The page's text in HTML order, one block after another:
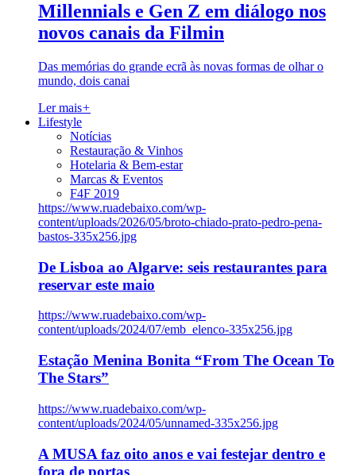
Millennials e Gen Z em diálogo nos
novos canais da Filmin
Das memórias do grande ecrã às novas formas de olhar o
mundo, dois canai
Ler mais+
Lifestyle
Notícias
Restauração & Vinhos
Hotelaria & Bem-estar
Marcas & Eventos
F4F 2019
https://www.ruadebaixo.com/wp-
content/uploads/2026/05/broto-chiado-prato-pedro-pena-
bastos-335x256.jpg
De Lisboa ao Algarve: seis restaurantes para
reservar este maio
https://www.ruadebaixo.com/wp-
content/uploads/2024/07/emb_elenco-335x256.jpg
Estação Menina Bonita “From The Ocean To
The Stars”
https://www.ruadebaixo.com/wp-
content/uploads/2024/05/unnamed-335x256.jpg
A MUSA faz oito anos e vai festejar dentro e
fora de portas